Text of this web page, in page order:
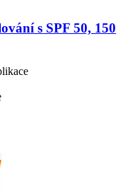
s SPF 50, 150